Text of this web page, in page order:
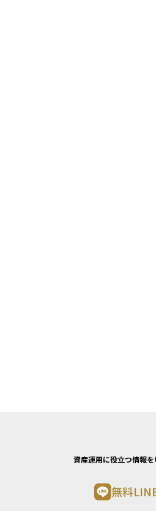
資産運用に役立つ情報
無料